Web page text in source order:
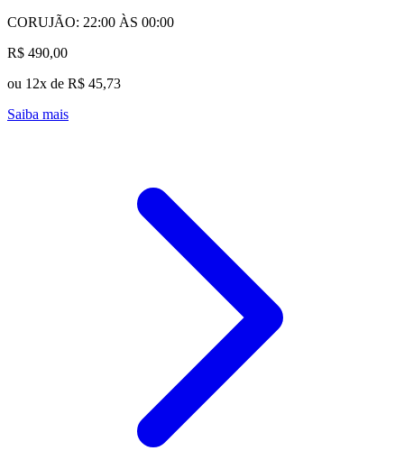
CORUJÃO: 22:00 ÀS 00:00
R$ 490,00
ou 12x de R$ 45,73
Saiba mais